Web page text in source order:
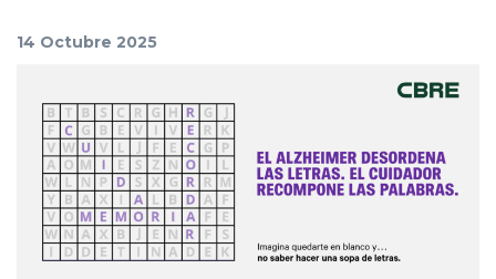
14 Octubre 2025